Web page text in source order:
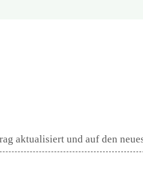
aktualisiert und auf den